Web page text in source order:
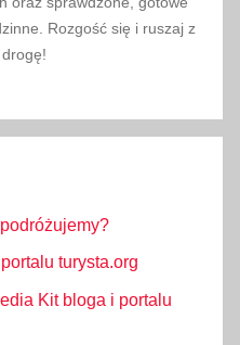
Rozgość się i ruszaj z
turysta.org
Kit bloga i portalu